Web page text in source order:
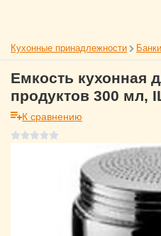
Кухонные принадлежности
Емкость кухонная
продуктов 300 мл,
К сравнению